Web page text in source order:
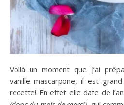
Voilà un moment que j’ai préparé cette tarte chocolat
vanille mascarpone, il est
recette! En effet elle date de